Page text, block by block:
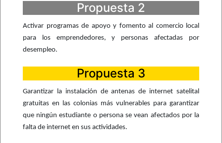
Propuesta 2
Activar programas de apoyo y fomento al comercio local
para los emprendedores, y personas afectadas por
desempleo.
Propuesta 3
Garantizar la instalación de antenas de internet satelital
gratuitas en las colonias más vulnerables para garantizar
que ningún estudiante o persona se vean afectados por la
falta de internet en sus actividades.